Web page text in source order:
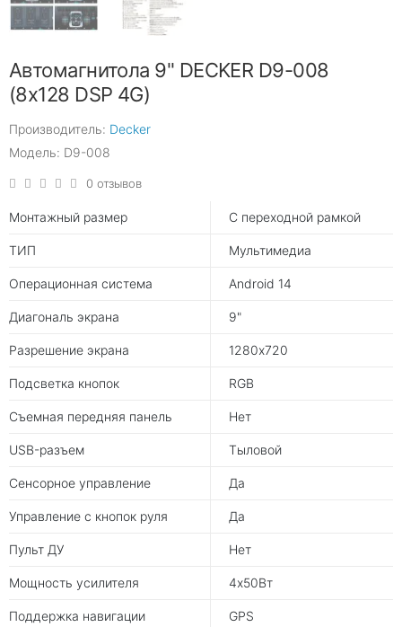
Автомагнитола 9" DECKER D9-008
(8x128 DSP 4G)
Производитель: Decker
Модель: D9-008
0 отзывов
Монтажный размер С переходной рамкой
ТИП Мультимедиа
Операционная система Android 14
Диагональ экрана 9"
Разрешение экрана 1280х720
Подсветка кнопок RGB
Съемная передняя панель Нет
USB-разъем Тыловой
Сенсорное управление Да
Управление с кнопок руля Да
Пульт ДУ Нет
Мощность усилителя 4х50Вт
Поддержка навигации GPS